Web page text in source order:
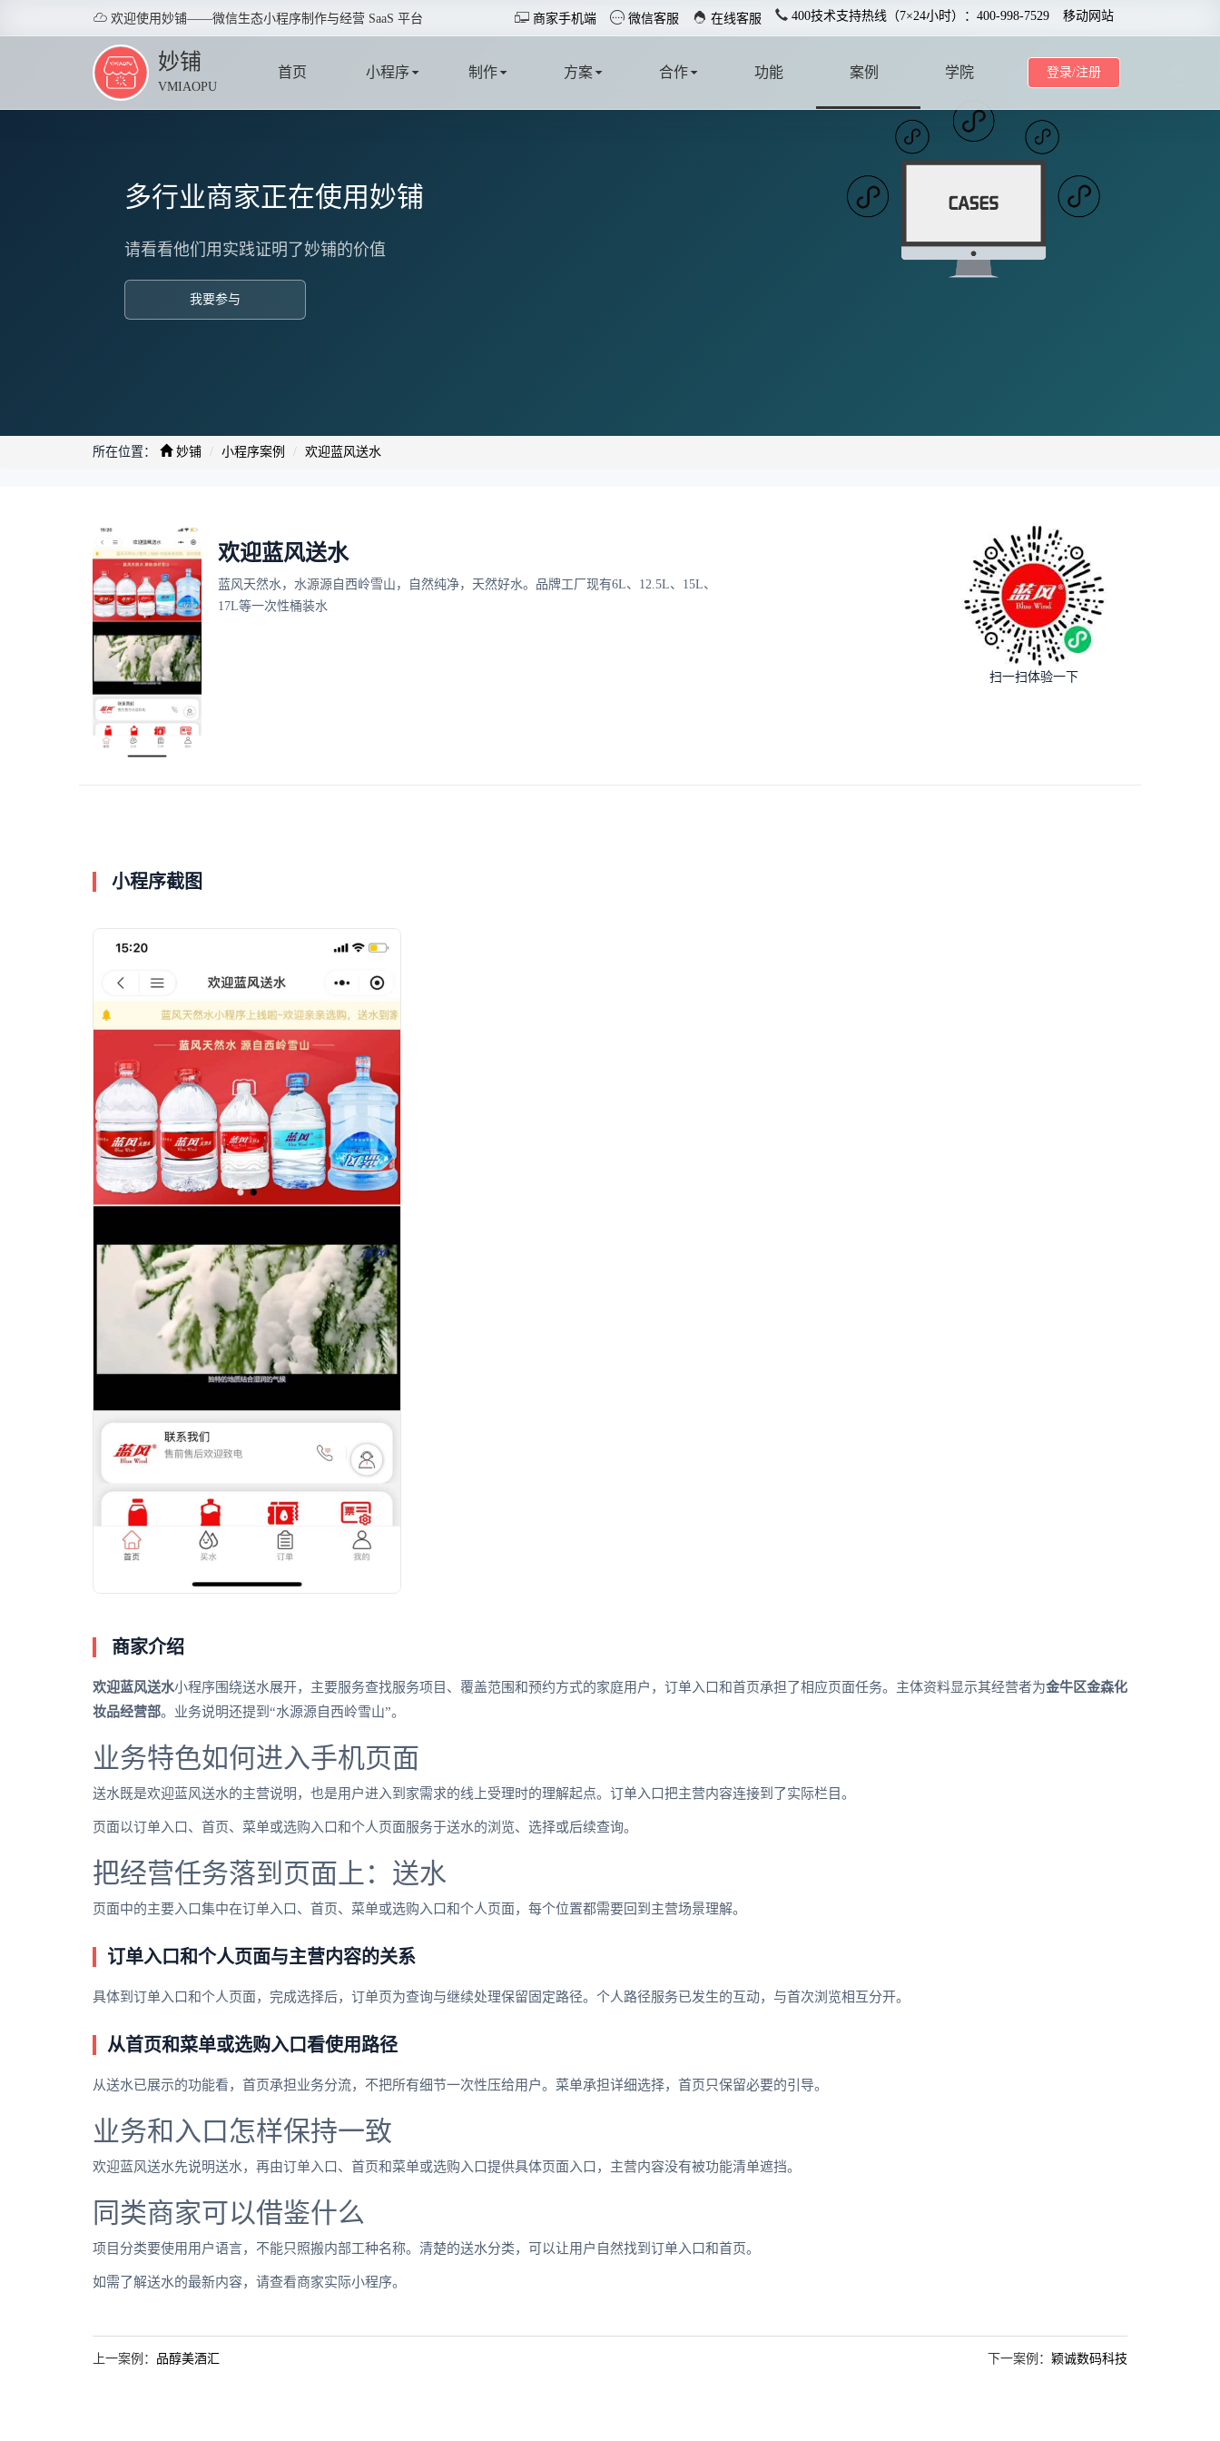
 欢迎使用妙铺——微信生态小程序制作与经营 SaaS 平台  商家手机端  微信客服  在线客服 400技术支持热线（7×24小时）：400-998-7529 移动网站
妙铺
VMIAOPU
登录/注册
首页 小程序 制作 方案 合作 功能 案例 学院
多行业商家正在使用妙铺
请看看他们用实践证明了妙铺的价值
我要参与
所在位置： 妙铺 小程序案例 欢迎蓝风送水
欢迎蓝风送水
蓝风天然水，水源源自西岭雪山，自然纯净，天然好水。品牌工厂现有6L、12.5L、15L、
17L等一次性桶装水
扫一扫体验一下
小程序截图
商家介绍
欢迎蓝风送水小程序围绕送水展开，主要服务查找服务项目、覆盖范围和预约方式的家庭用户，订单入口和首页承担了相应页面任务。主体资料显示其经营者为金牛区金森化
妆品经营部。业务说明还提到“水源源自西岭雪山”。
业务特色如何进入手机页面
送水既是欢迎蓝风送水的主营说明，也是用户进入到家需求的线上受理时的理解起点。订单入口把主营内容连接到了实际栏目。
页面以订单入口、首页、菜单或选购入口和个人页面服务于送水的浏览、选择或后续查询。
把经营任务落到页面上：送水
页面中的主要入口集中在订单入口、首页、菜单或选购入口和个人页面，每个位置都需要回到主营场景理解。
订单入口和个人页面与主营内容的关系
具体到订单入口和个人页面，完成选择后，订单页为查询与继续处理保留固定路径。个人路径服务已发生的互动，与首次浏览相互分开。
从首页和菜单或选购入口看使用路径
从送水已展示的功能看，首页承担业务分流，不把所有细节一次性压给用户。菜单承担详细选择，首页只保留必要的引导。
业务和入口怎样保持一致
欢迎蓝风送水先说明送水，再由订单入口、首页和菜单或选购入口提供具体页面入口，主营内容没有被功能清单遮挡。
同类商家可以借鉴什么
项目分类要使用用户语言，不能只照搬内部工种名称。清楚的送水分类，可以让用户自然找到订单入口和首页。
如需了解送水的最新内容，请查看商家实际小程序。
上一案例： 品醇美酒汇 下一案例： 颖诚数码科技